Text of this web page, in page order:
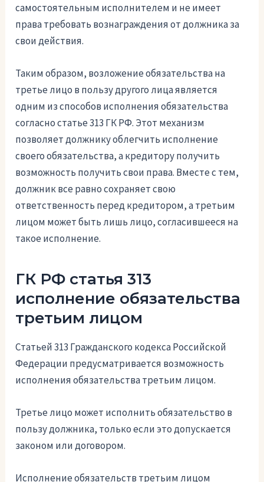
самостоятельным исполнителем и не имеет
права требовать вознаграждения от должника за
свои действия.
Таким образом, возложение обязательства на
третье лицо в пользу другого лица является
одним из способов исполнения обязательства
согласно статье 313 ГК РФ. Этот механизм
позволяет должнику облегчить исполнение
своего обязательства, а кредитору получить
возможность получить свои права. Вместе с тем,
должник все равно сохраняет свою
ответственность перед кредитором, а третьим
лицом может быть лишь лицо, согласившееся на
такое исполнение.
ГК РФ статья 313
исполнение обязательства
третьим лицом
Статьей 313 Гражданского кодекса Российской
Федерации предусматривается возможность
исполнения обязательства третьим лицом.
Третье лицо может исполнить обязательство в
пользу должника, только если это допускается
законом или договором.
Исполнение обязательств третьим лицом